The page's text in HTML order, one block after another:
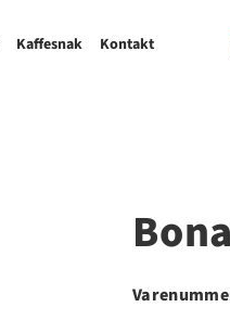
Kaffesnak Kontakt